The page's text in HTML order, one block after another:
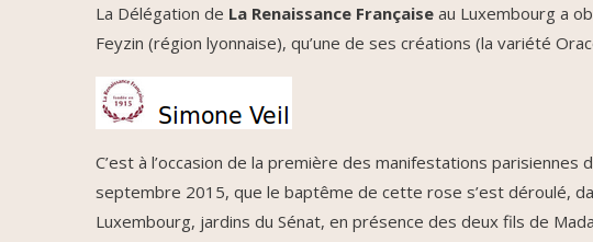
La Délégation de La Renaissance Française au Luxembourg a
Feyzin (région lyonnaise), qu’une de ses créations (la variété
C’est à l’occasion de la première des manifestations
septembre 2015, que le baptême de cette rose s’est déroulé,
Luxembourg, jardins du Sénat, en présence des deux fils de